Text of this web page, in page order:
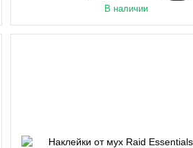
В наличии